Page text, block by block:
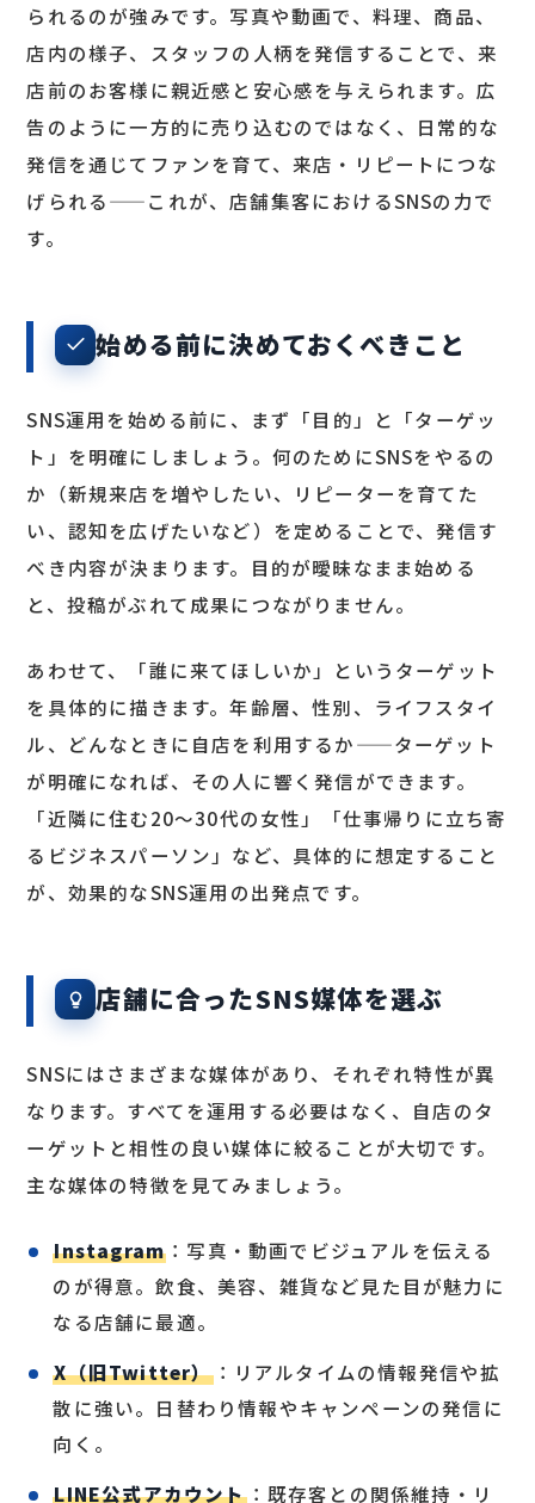
られるのが強みです。写真や動画で、料理、商品、
店内の様子、スタッフの人柄を発信することで、来
店前のお客様に親近感と安心感を与えられます。広
告のように一方的に売り込むのではなく、日常的な
発信を通じてファンを育て、来店・リピートにつな
げられる——これが、店舗集客におけるSNSの力で
す。
始める前に決めておくべきこと
SNS運用を始める前に、まず「目的」と「ターゲッ
ト」を明確にしましょう。何のためにSNSをやるの
か（新規来店を増やしたい、リピーターを育てた
い、認知を広げたいなど）を定めることで、発信す
べき内容が決まります。目的が曖昧なまま始める
と、投稿がぶれて成果につながりません。
あわせて、「誰に来てほしいか」というターゲット
を具体的に描きます。年齢層、性別、ライフスタイ
ル、どんなときに自店を利用するか——ターゲット
が明確になれば、その人に響く発信ができます。
「近隣に住む20〜30代の女性」「仕事帰りに立ち寄
るビジネスパーソン」など、具体的に想定すること
が、効果的なSNS運用の出発点です。
店舗に合ったSNS媒体を選ぶ
SNSにはさまざまな媒体があり、それぞれ特性が異
なります。すべてを運用する必要はなく、自店のタ
ーゲットと相性の良い媒体に絞ることが大切です。
主な媒体の特徴を見てみましょう。
Instagram ：写真・動画でビジュアルを伝える
のが得意。飲食、美容、雑貨など見た目が魅力に
なる店舗に最適。
X（旧Twitter）：リアルタイムの情報発信や拡
散に強い。日替わり情報やキャンペーンの発信に
向く。
LINE公式アカウント：既存客との関係維持・リ